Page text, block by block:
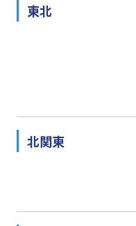
東北
北関東